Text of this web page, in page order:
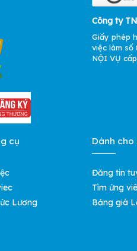
Công ty
Giấy phép
việc làm số
NỘI VỤ
cụ
Lương
Dành cho
Đăng tin
Tìm ứng
Bảng giá